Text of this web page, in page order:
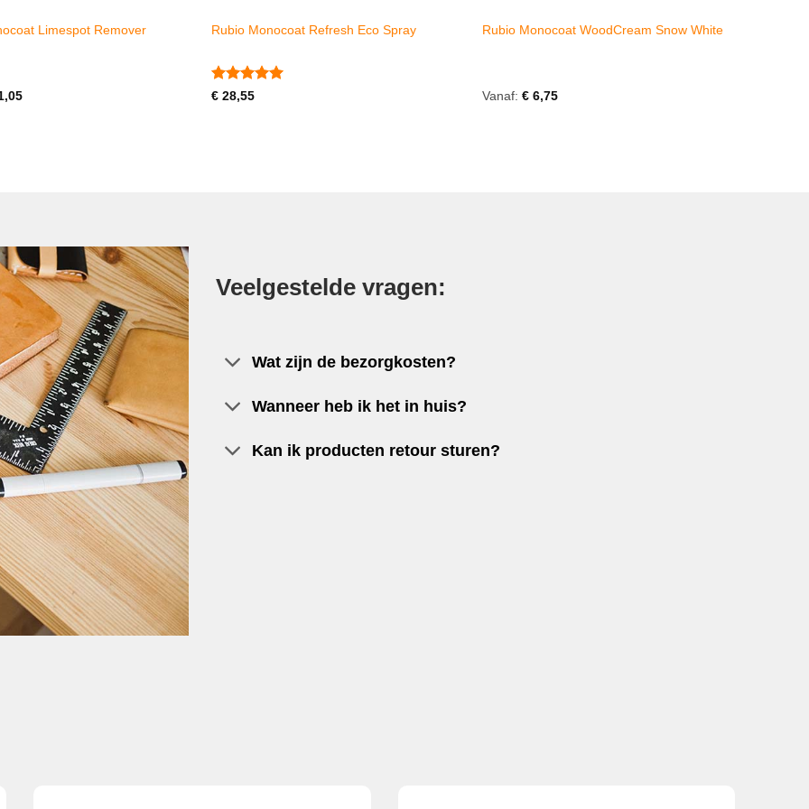
Limespot Remover Rubio Monocoat Refresh Eco Spray
Gewaardeerd
€28,55
Rubio Monocoat WoodCream Snow White
Vanaf: €6,75
Veelgestelde vragen:
Wat zijn de bezorgkosten?
Wanneer heb ik het in huis?
Kan ik producten retour sturen?